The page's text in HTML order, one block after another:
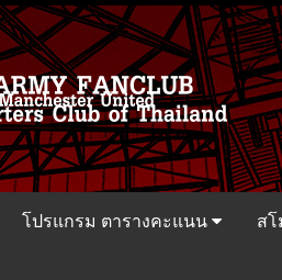
โปรแกรม ตารางคะแนน สโ